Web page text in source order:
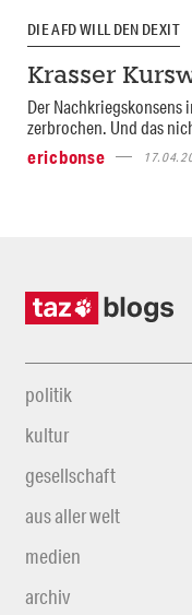
DIE AFD WILL DEN DEXIT
Krasser
Der
zerbrochen. Und das
ericbonse
politik
kultur
gesellschaft
aus aller welt
medien
archiv